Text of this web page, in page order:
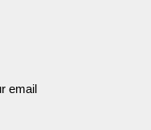
email